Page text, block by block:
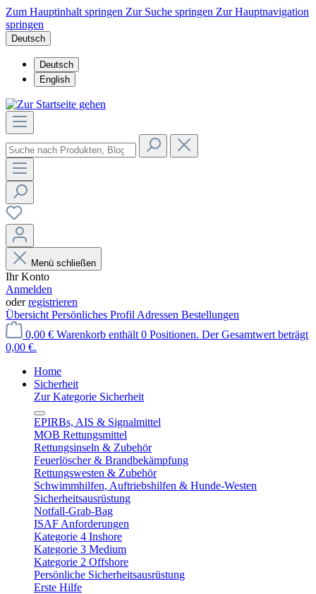
Zum Hauptinhalt springen Zur Suche springen Zur Hauptnavigation
springen
Deutsch
Deutsch
English
Menü schließen
Ihr Konto
Anmelden
oderregistrieren
Übersicht Persönliches Profil Adressen Bestellungen
0,00 € Warenkorb enthält 0 Positionen. Der Gesamtwert beträgt
0,00 €.
Home
Sicherheit
Zur Kategorie Sicherheit
EPIRBs, AIS & Signalmittel
MOB Rettungsmittel
Rettungsinseln & Zubehör
Feuerlöscher & Brandbekämpfung
Rettungswesten & Zubehör
Schwimmhilfen, Auftriebshilfen & Hunde-Westen
Sicherheitsausrüstung
Notfall-Grab-Bag
ISAF Anforderungen
Kategorie 4 Inshore
Kategorie 3 Medium
Kategorie 2 Offshore
Persönliche Sicherheitsausrüstung
Erste Hilfe